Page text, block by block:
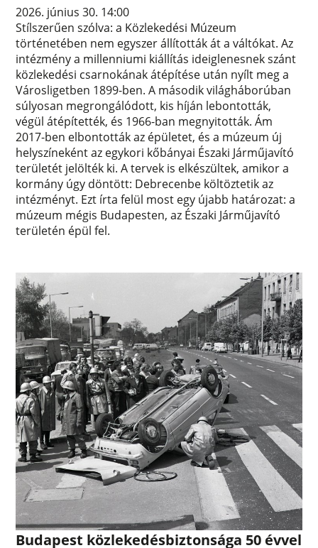
2026. június 30. 14:00
Stílszerűen szólva: a Közlekedési Múzeum
történetében nem egyszer állították át a váltókat. Az
intézmény a millenniumi kiállítás ideiglenesnek szánt
közlekedési csarnokának átépítése után nyílt meg a
Városligetben 1899-ben. A második világháborúban
súlyosan megrongálódott, kis híján lebontották,
végül átépítették, és 1966-ban megnyitották. Ám
2017-ben elbontották az épületet, és a múzeum új
helyszíneként az egykori kőbányai Északi Járműjavító
területét jelölték ki. A tervek is elkészültek, amikor a
kormány úgy döntött: Debrecenbe költöztetik az
intézményt. Ezt írta felül most egy újabb határozat: a
múzeum mégis Budapesten, az Északi Járműjavító
területén épül fel.
Budapest közlekedésbiztonsága 50 évvel